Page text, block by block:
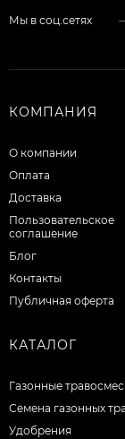
Мы в соц.сетях
КОМПАНИЯ
О компании
Оплата
Доставка
Пользовательское
соглашение
Блог
Контакты
Публичная оферта
КАТАЛОГ
Газонные
Семена газонных
Удобрения